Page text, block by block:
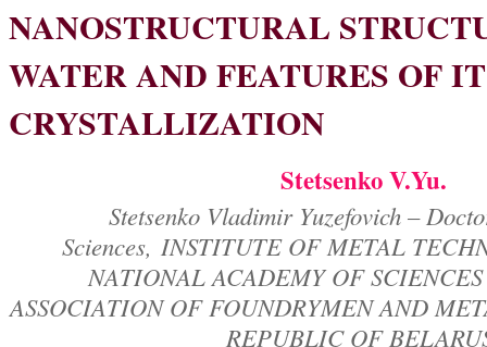
NANOSTRUCTURAL
WATER AND FEATURES OF
CRYSTALLIZATION
Stetsenko V.Yu.
Stetsenko Vladimir Yuzefovich –
Sciences, INSTITUTE OF METAL
NATIONAL ACADEMY OF
ASSOCIATION OF FOUNDRYMEN AND
REPUBLIC OF